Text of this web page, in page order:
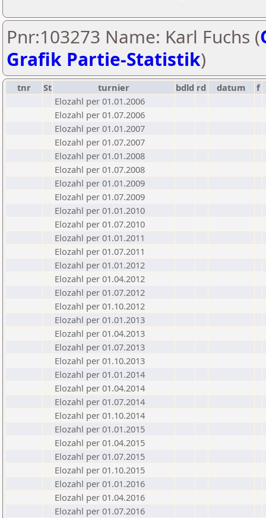
Pnr:103273 Name: Karl Fuchs (
Grafik Partie-Statistik)
tnr St turnier bdld rd datum
f
Elozahl per 01.01.2006
Elozahl per 01.07.2006
Elozahl per 01.01.2007
Elozahl per 01.07.2007
Elozahl per 01.01.2008
Elozahl per 01.07.2008
Elozahl per 01.01.2009
Elozahl per 01.07.2009
Elozahl per 01.01.2010
Elozahl per 01.07.2010
Elozahl per 01.01.2011
Elozahl per 01.07.2011
Elozahl per 01.01.2012
Elozahl per 01.04.2012
Elozahl per 01.07.2012
Elozahl per 01.10.2012
Elozahl per 01.01.2013
Elozahl per 01.04.2013
Elozahl per 01.07.2013
Elozahl per 01.10.2013
Elozahl per 01.01.2014
Elozahl per 01.04.2014
Elozahl per 01.07.2014
Elozahl per 01.10.2014
Elozahl per 01.01.2015
Elozahl per 01.04.2015
Elozahl per 01.07.2015
Elozahl per 01.10.2015
Elozahl per 01.01.2016
Elozahl per 01.04.2016
Elozahl per 01.07.2016